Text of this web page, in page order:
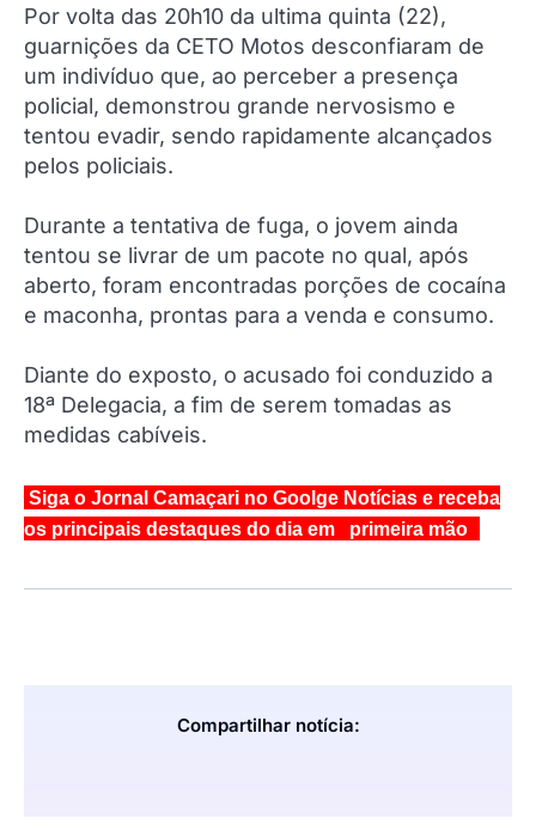
Por volta das 20h10 da ultima quinta (22),
guarnições da CETO Motos desconfiaram de
um indivíduo que, ao perceber a presença
policial, demonstrou grande nervosismo e
tentou evadir, sendo rapidamente alcançados
pelos policiais.
Durante a tentativa de fuga, o jovem ainda
tentou se livrar de um pacote no qual, após
aberto, foram encontradas porções de cocaína
e maconha, prontas para a venda e consumo.
Diante do exposto, o acusado foi conduzido a
18ª Delegacia, a fim de serem tomadas as
medidas cabíveis.
Siga o Jornal Camaçari no Goolge Notícias e receba
os principais destaques do dia em primeira mão
Compartilhar notícia: